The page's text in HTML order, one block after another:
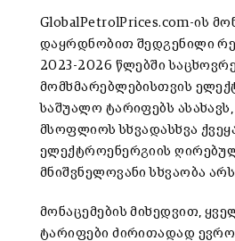
GlobalPetrolPrices.com-ის
დაყრდნობით შედგენილი
2023-2026 წლებში
მომხმარებლებისთვის
საშუალო ტარიფებს ასახავს,
მსოფლიოს სხვადასხვა
ელექტროენერგიის
მნიშვნელოვანი სხვაობა
მონაცემების მიხედვით,
ტარიფები ძირითადად